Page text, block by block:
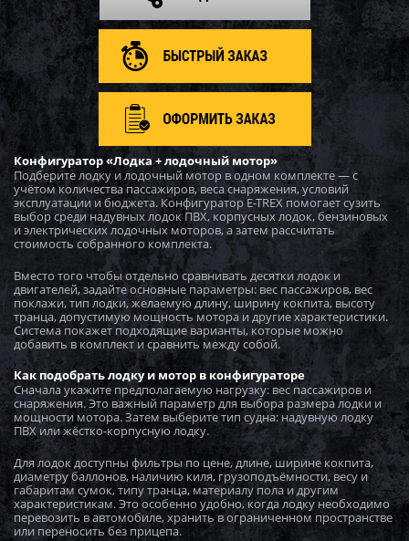
Загружается...
Загружается...
Загружается...
Загружается...
Загружается...
Загружается...
Загружается...
Загружается...
Конфигуратор «Лодка + лодочный мотор»
Подберите лодку и лодочный мотор в одном комплекте — с
учётом количества пассажиров, веса снаряжения, условий
эксплуатации и бюджета. Конфигуратор E-TREX помогает сузить
выбор среди надувных лодок ПВХ, корпусных лодок, бензиновых
и электрических лодочных моторов, а затем рассчитать
стоимость собранного комплекта.
Вместо того чтобы отдельно сравнивать десятки лодок и
двигателей, задайте основные параметры: вес пассажиров, вес
поклажи, тип лодки, желаемую длину, ширину кокпита, высоту
транца, допустимую мощность мотора и другие характеристики.
Система покажет подходящие варианты, которые можно
добавить в комплект и сравнить между собой.
Как подобрать лодку и мотор в конфигураторе
Сначала укажите предполагаемую нагрузку: вес пассажиров и
снаряжения. Это важный параметр для выбора размера лодки и
мощности мотора. Затем выберите тип судна: надувную лодку
ПВХ или жёстко-корпусную лодку.
Для лодок доступны фильтры по цене, длине, ширине кокпита,
диаметру баллонов, наличию киля, грузоподъёмности, весу и
габаритам сумок, типу транца, материалу пола и другим
характеристикам. Это особенно удобно, когда лодку необходимо
перевозить в автомобиле, хранить в ограниченном пространстве
или переносить без прицепа.